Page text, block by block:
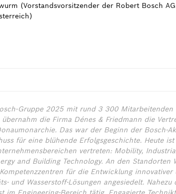
(Vorstandsvorsitzender der Robert Bosch
Gruppe 2025 mit rund 3 300 Mitarbeitenden
die Firma Dénes & Friedmann die
Das war der Beginn der Bosch-
für eine blühende Erfolgsgeschichte. Heute
vertreten: Mobility,
and Building Technology. An den Standorten
für die Entwicklung innovativer
und Wasserstoff-Lösungen angesiedelt. Nahezu